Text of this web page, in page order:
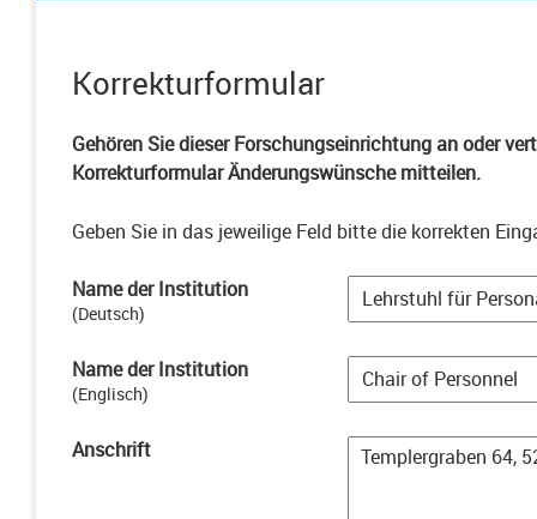
Korrekturformular
Gehören Sie dieser Forschungseinrichtung an oder
Korrekturformular Änderungswünsche mitteilen.
Geben Sie in das jeweilige Feld bitte die korrekten
Name der Institution
(Deutsch)
Name der Institution
(Englisch)
Anschrift